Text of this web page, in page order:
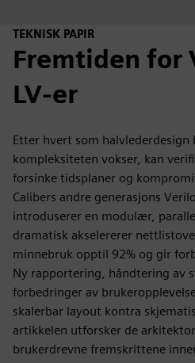
TEKNISK PAPIR
Fremtiden for
LV-er
Etter hvert som halvlederdesign
kompleksiteten vokser, kan
forsinke tidsplaner og
Calibers andre generasjons
introduserer en modulær,
dramatisk akselererer
minnebruk opptil 92% og gir
Ny rapportering, håndtering av
forbedringer av
skalerbar layout kontra
artikkelen utforsker de
brukerdrevne fremskrittene